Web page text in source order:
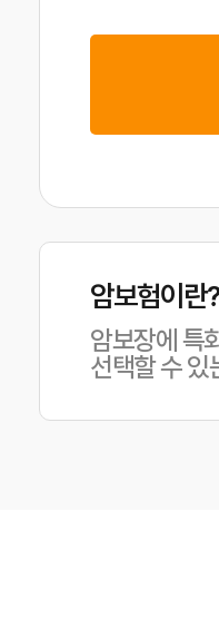
암보험이란?
암보장에 특
선택할 수 있